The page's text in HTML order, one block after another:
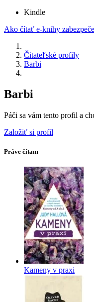
Kindle
Ako čítať e-knihy
Čitateľské profily
Barbi
Barbi
Páči sa vám tento profil a
Založiť si profil
Práve čítam
Kameny v praxi